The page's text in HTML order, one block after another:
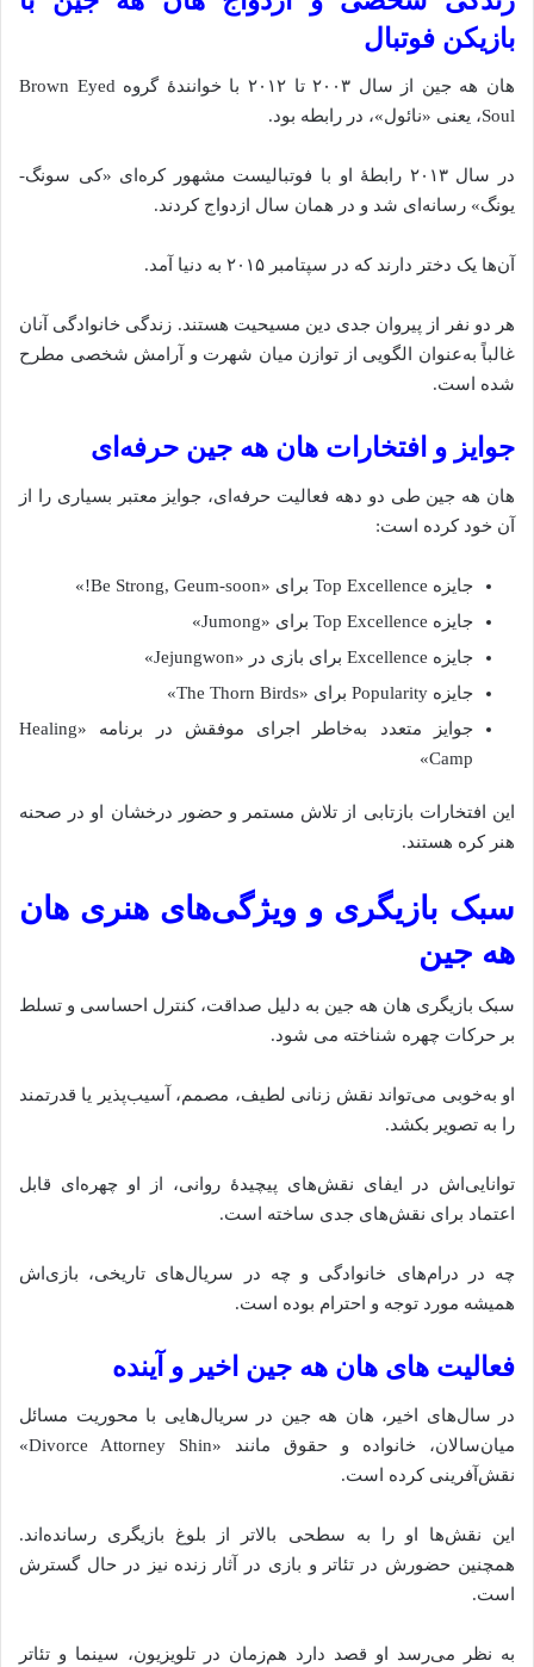
بازیکن فوتبال
هان هه جین از سال ۲۰۰۳ تا ۲۰۱۲ با خوانندهٔ گروه Brown Eyed
Soul، یعنی «نائول»، در رابطه بود.
در سال ۲۰۱۳ رابطهٔ او با فوتبالیست مشهور کره‌ای «کی سونگ-
یونگ» رسانه‌ای شد و در همان سال ازدواج کردند.
آن‌ها یک دختر دارند که در سپتامبر ۲۰۱۵ به دنیا آمد.
هر دو نفر از پیروان جدی دین مسیحیت هستند. زندگی خانوادگی آنان
غالباً به‌عنوان الگویی از توازن میان شهرت و آرامش شخصی مطرح
شده است.
جوایز و افتخارات هان هه جین حرفه‌ای
هان هه جین طی دو دهه فعالیت حرفه‌ای، جوایز معتبر بسیاری را از
آن خود کرده است:
جایزه Top Excellence برای «Be Strong, Geum-soon!»
جایزه Top Excellence برای «Jumong»
جایزه Excellence برای بازی در «Jejungwon»
جایزه Popularity برای «The Thorn Birds»
جوایز متعدد به‌خاطر اجرای موفقش در برنامه «Healing
Camp»
این افتخارات بازتابی از تلاش مستمر و حضور درخشان او در صحنه
هنر کره هستند.
سبک بازیگری و ویژگی‌های هنری هان
هه جین
سبک بازیگری هان هه جین به دلیل صداقت، کنترل احساسی و تسلط
بر حرکات چهره شناخته می‌ شود.
او به‌خوبی می‌تواند نقش زنانی لطیف، مصمم، آسیب‌پذیر یا قدرتمند
را به تصویر بکشد.
توانایی‌اش در ایفای نقش‌های پیچیدهٔ روانی، از او چهره‌ای قابل
اعتماد برای نقش‌های جدی ساخته است.
چه در درام‌های خانوادگی و چه در سریال‌های تاریخی، بازی‌اش
همیشه مورد توجه و احترام بوده است.
فعالیت‌ های هان هه جین اخیر و آینده
در سال‌های اخیر، هان هه جین در سریال‌هایی با محوریت مسائل
میان‌سالان، خانواده و حقوق مانند «Divorce Attorney Shin»
نقش‌آفرینی کرده است.
این نقش‌ها او را به سطحی بالاتر از بلوغ بازیگری رسانده‌اند.
همچنین حضورش در تئاتر و بازی در آثار زنده نیز در حال گسترش
است.
به نظر می‌رسد او قصد دارد هم‌زمان در تلویزیون، سینما و تئاتر